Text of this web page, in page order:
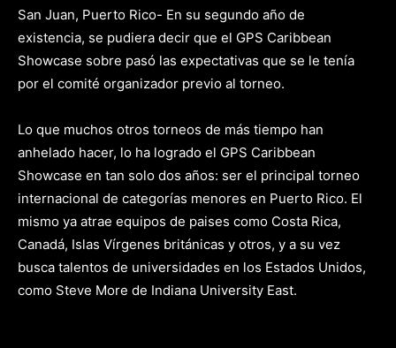
San Juan, Puerto Rico- En su segundo año de
existencia, se pudiera decir que el GPS Caribbean
Showcase sobre pasó las expectativas que se le tenía
por el comité organizador previo al torneo.
Lo que muchos otros torneos de más tiempo han
anhelado hacer, lo ha logrado el GPS Caribbean
Showcase en tan solo dos años: ser el principal torneo
internacional de categorías menores en Puerto Rico. El
mismo ya atrae equipos de paises como Costa Rica,
Canadá, Islas Vírgenes británicas y otros, y a su vez
busca talentos de universidades en los Estados Unidos,
como Steve More de Indiana University East.